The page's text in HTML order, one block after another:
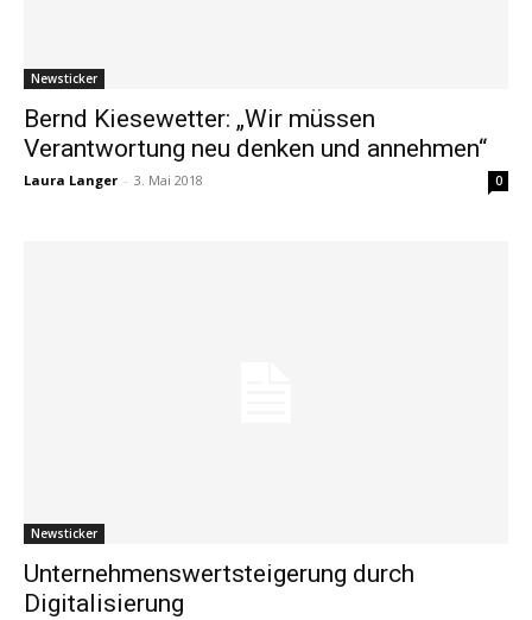
Newsticker
Bernd Kiesewetter: „Wir müssen
Verantwortung neu denken und annehmen“
Laura Langer - 3. Mai 2018 0
Newsticker
Unternehmenswertsteigerung durch
Digitalisierung